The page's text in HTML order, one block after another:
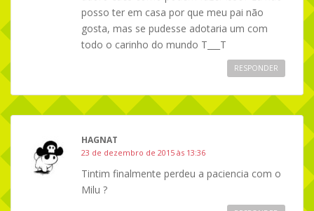
posso ter em casa por que meu pai não
gosta, mas se pudesse adotaria um com
todo o carinho do mundo T___T
RESPONDER
HAGNAT
23 de dezembro de 2015 às 13:36
Tintim finalmente perdeu a paciencia com o
Milu ?